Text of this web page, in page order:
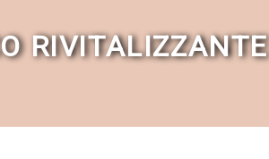
RIVITALIZZANTE